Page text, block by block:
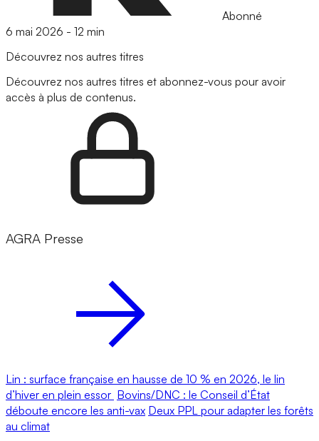
Abonné
6 mai 2026 - 12 min
Découvrez nos autres titres
Découvrez nos autres titres et abonnez-vous pour avoir
accès à plus de contenus.
AGRA Presse
Lin : surface française en hausse de 10 % en 2026, le lin
d’hiver en plein essor Bovins/DNC : le Conseil d’État
déboute encore les anti-vax Deux PPL pour adapter les forêts
au climat